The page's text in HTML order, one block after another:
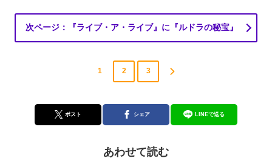
次ページ：『ライブ・ア・ライブ』に『ルドラの秘宝』
1 2 3
ポスト シェア LINEで送る
あわせて読む